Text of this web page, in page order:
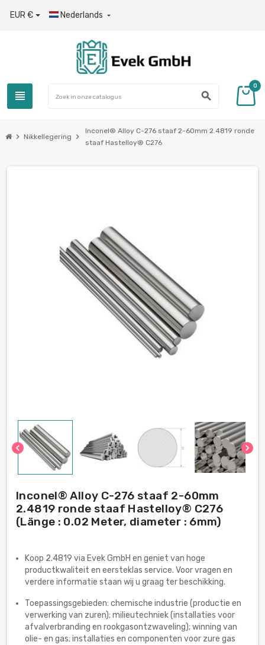
EUR € Nederlands 
view_headline search
0
chevron_right Nikkellegering chevron_right
Inconel® Alloy С-276 staaf 2-60mm 2.4819 ronde
staaf Hastelloy® C276
chevron_left chevron_right
Inconel® Alloy С-276 staaf 2-60mm
2.4819 ronde staaf Hastelloy® C276
(Länge : 0.02 Meter, diameter : 6mm)
Koop 2.4819 via Evek GmbH en geniet van hoge
productkwaliteit en eersteklas service. Voor vragen en
verdere informatie staan wij u graag ter beschikking.
Toepassingsgebieden: chemische industrie (productie en
verwerking van zuren); milieutechniek (installaties voor
afvalverbranding en rookgasontzwaveling); winning van
olie- en gas; installaties en componenten voor zure gas